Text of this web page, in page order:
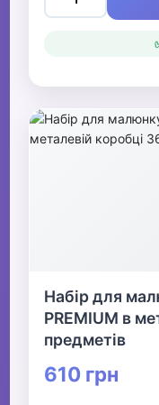
Набір для
PREMIUM в
предметів
610 грн